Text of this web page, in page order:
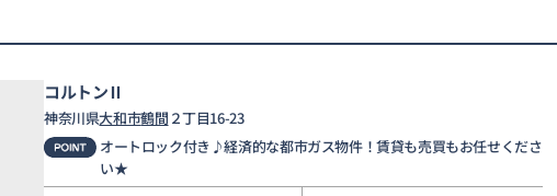
コルトンⅡ
神奈川県大和市鶴間 ２丁目16-23
オートロック付き♪経済的な都市ガス物件！賃貸も売買もお任せくださ
い★